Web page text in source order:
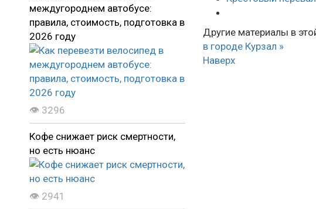
междугороднем автобусе:
правила, стоимость, подготовка в
2026 году
👁 3296
Кофе снижает риск смертности,
но есть нюанс
👁 2941
Другие материалы в
в городе Курзал »
Наверх